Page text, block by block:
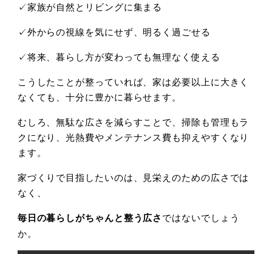
✓家族が自然とリビングに集まる
✓外からの視線を気にせず、明るく過ごせる
✓将来、暮らし方が変わっても無理なく使える
こうしたことが整っていれば、家は必要以上に大きく
なくても、十分に豊かに暮らせます。
むしろ、無駄な広さを減らすことで、掃除も管理もラ
クになり、光熱費やメンテナンス費も抑えやすくなり
ます。
家づくりで目指したいのは、見栄えのための広さでは
なく、
毎日の暮らしがちゃんと整う広さではないでしょう
か。